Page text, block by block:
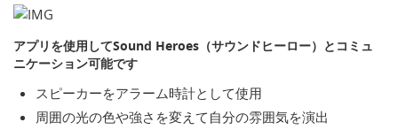
アプリを使用してSound Heroes（サウンドヒーロー）とコミュ
ニケーション可能です
スピーカーをアラーム時計として使用
周囲の光の色や強さを変えて自分の雰囲気を演出